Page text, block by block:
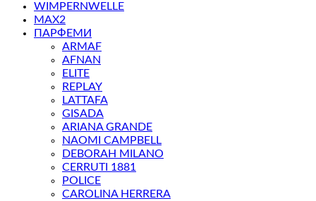
WIMPERNWELLE
MAX2
ПАРФЕМИ
ARMAF
AFNAN
ELITE
REPLAY
LATTAFA
GISADA
ARIANA GRANDE
NAOMI CAMPBELL
DEBORAH MILANO
CERRUTI 1881
POLICE
CAROLINA HERRERA